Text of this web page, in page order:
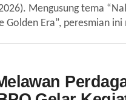
Mengusung tema
Golden Era”, peresmian